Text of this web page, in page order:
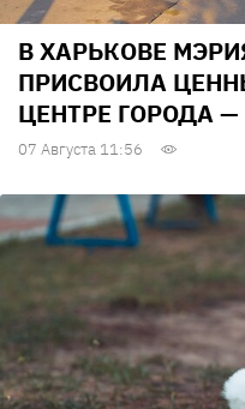
В ХАРЬКОВЕ
ПРИСВОИЛА
ЦЕНТРЕ ГОРОДА
07 Августа 11:56